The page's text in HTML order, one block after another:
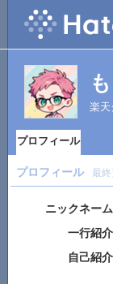
楽天
プロフィール
プロフィール 最
ニックネーム
一行紹介
自己紹介